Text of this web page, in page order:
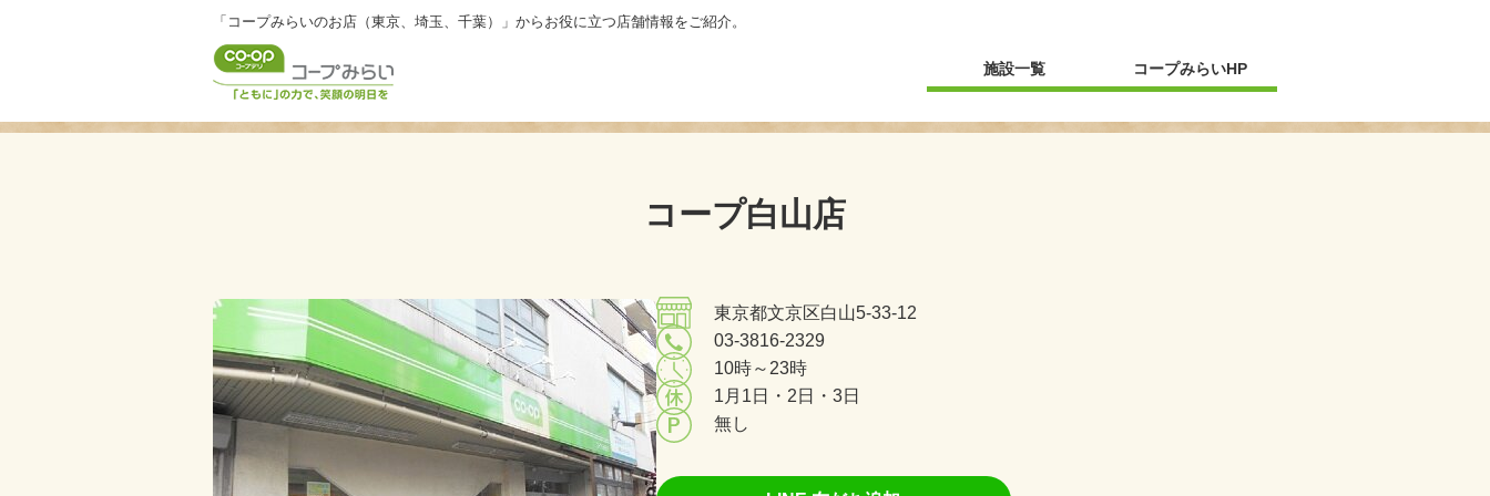
「コープみらいのお店（東京、埼玉、千葉）」からお役に立つ店舗情報をご紹介。
施設一覧 コープみらいHP新規ウィンドウを開きます
コープ白山店
東京都文京区白山5-33-12
03-3816-2329
10時～23時
1月1日・2日・3日
無し